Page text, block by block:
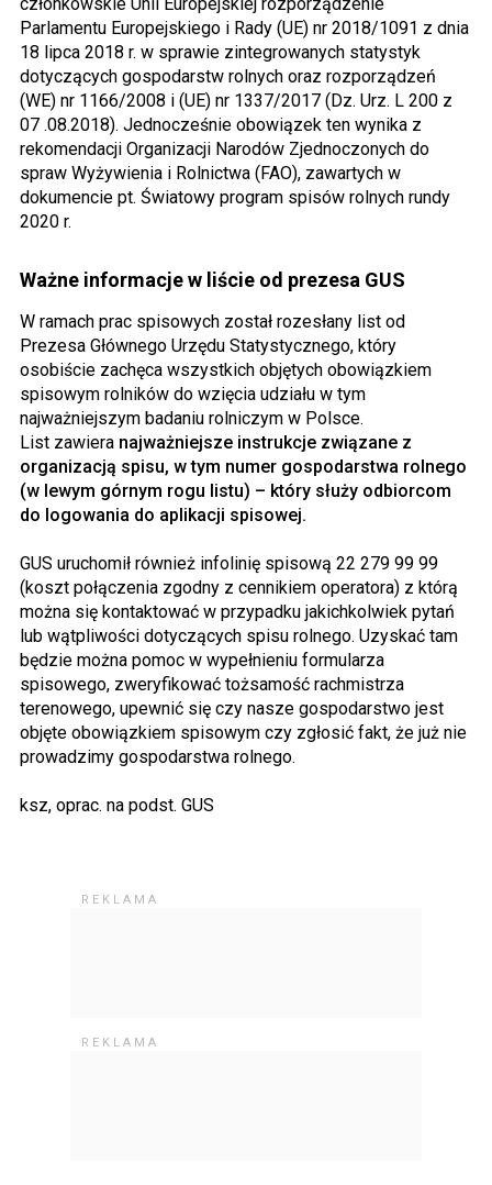
Parlamentu Europejskiego i Rady (UE) nr 2018/1091 z dnia
18 lipca 2018 r. w sprawie zintegrowanych statystyk
dotyczących gospodarstw rolnych oraz rozporządzeń
(WE) nr 1166/2008 i (UE) nr 1337/2017 (Dz. Urz. L 200 z
07 .08.2018). Jednocześnie obowiązek ten wynika z
rekomendacji Organizacji Narodów Zjednoczonych do
spraw Wyżywienia i Rolnictwa (FAO), zawartych w
dokumencie pt. Światowy program spisów rolnych rundy
2020 r.
Ważne informacje w liście od prezesa GUS
W ramach prac spisowych został rozesłany list od
Prezesa Głównego Urzędu Statystycznego, który
osobiście zachęca wszystkich objętych obowiązkiem
spisowym rolników do wzięcia udziału w tym
najważniejszym badaniu rolniczym w Polsce.
List zawiera najważniejsze instrukcje związane z
organizacją spisu, w tym numer gospodarstwa rolnego
(w lewym górnym rogu listu) – który służy odbiorcom
do logowania do aplikacji spisowej.
GUS uruchomił również infolinię spisową 22 279 99 99
(koszt połączenia zgodny z cennikiem operatora) z którą
można się kontaktować w przypadku jakichkolwiek pytań
lub wątpliwości dotyczących spisu rolnego. Uzyskać tam
będzie można pomoc w wypełnieniu formularza
spisowego, zweryfikować tożsamość rachmistrza
terenowego, upewnić się czy nasze gospodarstwo jest
objęte obowiązkiem spisowym czy zgłosić fakt, że już nie
prowadzimy gospodarstwa rolnego.
ksz, oprac. na podst. GUS